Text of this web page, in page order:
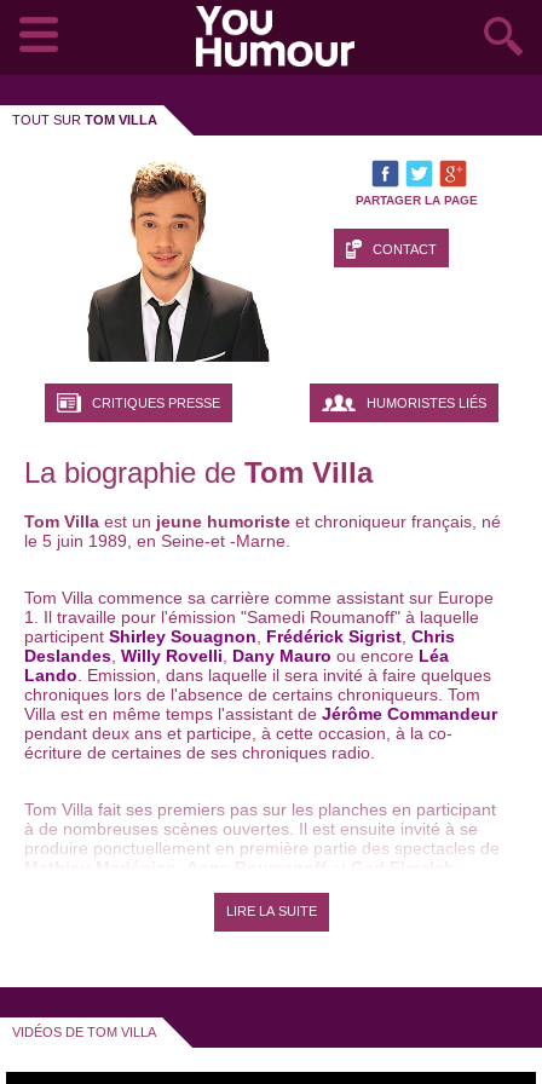
TOUT SUR TOM VILLA
PARTAGER LA PAGE
CONTACT
CRITIQUES PRESSE HUMORISTES LIÉS
La biographie de Tom Villa
Tom Villa est un jeune humoriste et chroniqueur français, né
le 5 juin 1989, en Seine-et -Marne.
Tom Villa commence sa carrière comme assistant sur Europe
1. Il travaille pour l'émission "Samedi Roumanoff" à laquelle
participent Shirley Souagnon Frédérick Sigrist Chris
Deslandes Willy Rovelli Dany Mauro ou encore Léa
Lando . Emission, dans laquelle il sera invité à faire quelques
chroniques lors de l'absence de certains chroniqueurs. Tom
Villa est en même temps l'assistant de Jérôme Commandeur
pendant deux ans et participe, à cette occasion, à la co-
écriture de certaines de ses chroniques radio.
Tom Villa fait ses premiers pas sur les planches en participant
à de nombreuses scènes ouvertes. Il est ensuite invité à se
produire ponctuellement en première partie des spectacles de
Mathieu Madénian
Anne Roumanoff Gad Elmaleh
Tom Villa fait ses premiers pas à la télévision comme
Baffie.
Villa joue son premierone man showauPaname. C’est
LIRE LA SUITE
VIDÉOS DE TOM VILLA